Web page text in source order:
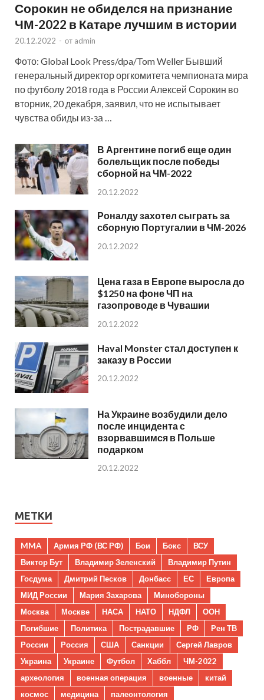
Сорокин не обиделся на признание
ЧМ-2022 в Катаре лучшим в истории
20.12.2022 - от admin
Фото: Global Look Press/dpa/Tom Weller Бывший
генеральный директор оргкомитета чемпионата мира
по футболу 2018 года в России Алексей Сорокин во
вторник, 20 декабря, заявил, что не испытывает
чувства обиды из-за …
В Аргентине погиб еще один
болельщик после победы
сборной на ЧМ-2022
20.12.2022
Роналду захотел сыграть за
сборную Португалии в ЧМ-2026
20.12.2022
Цена газа в Европе выросла до
$1250 на фоне ЧП на
газопроводе в Чувашии
20.12.2022
Haval Monster стал доступен к
заказу в России
20.12.2022
На Украине возбудили дело
после инцидента с
взорвавшимся в Польше
подарком
20.12.2022
МЕТКИ
MMA Армия РФ (ВС РФ) Бои Бокс
ВСУ
Виктор Бут
Владимир Зеленский
Владимир Путин
Госдума
Дмитрий Песков Донбасс ЕС
Европа
МИД России
Мария Захарова
Минобороны
Москва
Москве НАСА НАТО НДФЛ
ООН
Погибшие
Политика Пострадавшие РФ
Рен ТВ
России
Россия США Санкции
Сергей Лавров
Украина
Украине Футбол Хаббл
ЧМ-2022
археология
военная операция военные
китай
космос
медицина
палеонтология